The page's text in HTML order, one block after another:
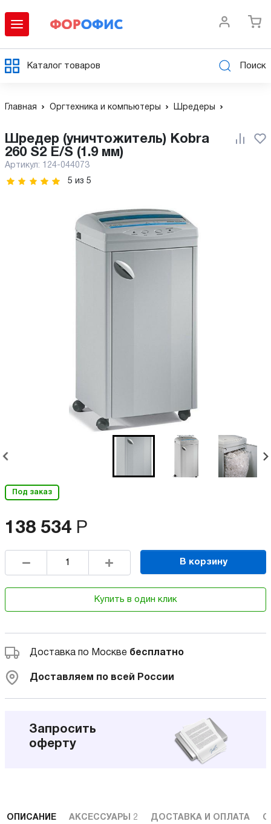
Каталог товаров Поиск
Главная Оргтехника и компьютеры Шредеры
Шредер (уничтожитель) Kobra
260 S2 E/S (1.9 мм)
Артикул: 124-044073
5 из 5
Под заказ
138 534 Р
В корзину
Купить в один клик
Доставка по Москве бесплатно
Доставляем по всей России
Запросить
оферту
ОПИСАНИЕ АКСЕССУАРЫ 2 ДОСТАВКА И ОПЛАТА